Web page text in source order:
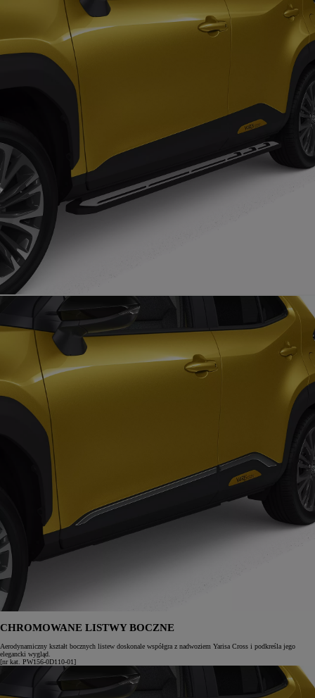
CHROMOWANE LISTWY BOCZNE
Aerodynamiczny kształt bocznych listew doskonale współgra z nadwoziem Yarisa Cross i podkreśla jego
elegancki wygląd.
[nr kat. PW156-0D110-01]